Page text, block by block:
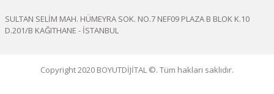
SULTAN SELİM MAH. HÜMEYRA SOK. NO.7 NEF09 PLAZA B BLOK K.10
D.201/B KAĞITHANE - İSTANBUL
Copyright 2020 BOYUTDİJİTAL ©. Tüm hakları saklıdır.